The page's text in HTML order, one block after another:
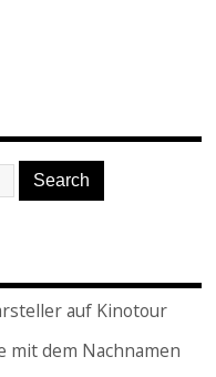
auf Kinotour
mit dem Nachnamen